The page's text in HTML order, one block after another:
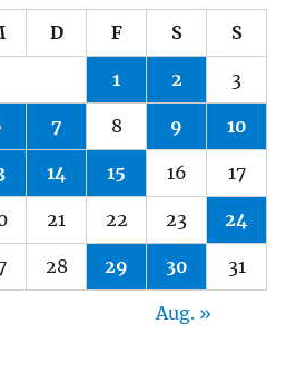
D F S S
1 2 3
7 8 9 10
14 15 16 17
21 22 23 24
28 29 30 31
Aug. »